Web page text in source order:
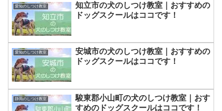
愛知のしつけ教室
知立市の犬のしつけ教室｜おすすめの
ドッグスクールはココです！
愛知のしつけ教室
安城市の犬のしつけ教室｜おすすめの
ドッグスクールはココです！
静岡のしつけ教室
駿東郡小山町の犬のしつけ教室｜おす
すめのドッグスクールはココです！